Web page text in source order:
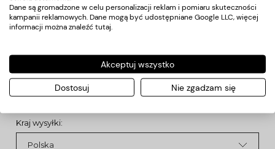
skuteczna pielęgnacja i stylizacja brody
zdyscyplinowanie niegrzecznego zarostu
łagodny masaż skóry twarzy
Koszty dostawy
Kraj wysyłki:
Dane są gromadzone w celu personalizacji reklam i pomiaru skuteczności
kampanii reklamowych. Dane mogą być udostępniane Google LLC, więcej
informacji można znaleźć tutaj
Akceptuj wszystko
Dostosuj Nie zgadzam się